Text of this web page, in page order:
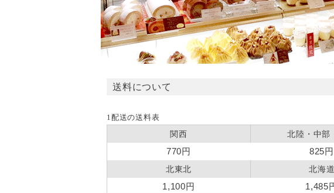
送料について
1配送の送料表
関西 北陸・中部
770円 825円
北東北 北海道
1,100円 1,485